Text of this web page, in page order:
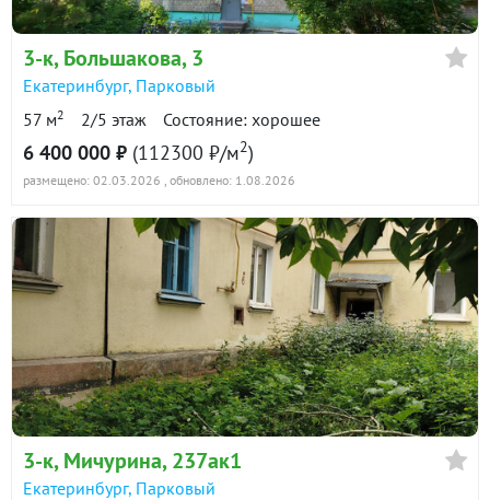
в продаже 116700 ₽/м²
Показать всю историю: 9 предложений →
3-к, Большакова, 3
Екатеринбург, Парковый
57 м2 2/5 этаж Состояние: хорошее
6 400 000 ₽ (112300 ₽/м2)
размещено: 02.03.2026 , обновлено: 1.08.2026
3-к, Мичурина, 237ак1
Екатеринбург, Парковый